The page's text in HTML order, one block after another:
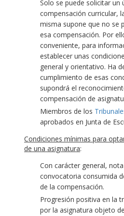
Solo se puede solicitar un
compensación curricular,
misma supone que no se
esa compensación. Por
conveniente, para
establecer unas
general y orientativo. Ha
cumplimiento de esas
supondrá el
compensación de
Miembros de los
aprobados en Junta de
Condiciones mínimas para
de una asignatura:
Con carácter general,
convocatoria consumida
de la compensación.
Progresión positiva en la
por la asignatura objeto